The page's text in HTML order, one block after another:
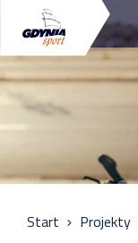
Start Projekty